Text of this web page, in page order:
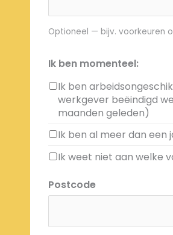
Optioneel — bijv. voorkeuren
Ik ben momenteel:
Ik ben
werkgever beëindigd
maanden geleden)
Ik ben al meer dan een
Ik weet niet aan welke
Postcode